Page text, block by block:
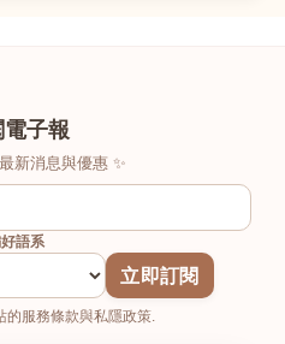
子報
新消息與優惠 ✨
語系
立即訂閱
的服務條款與私隱政策.